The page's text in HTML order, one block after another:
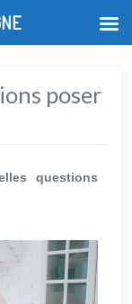
poser
questions